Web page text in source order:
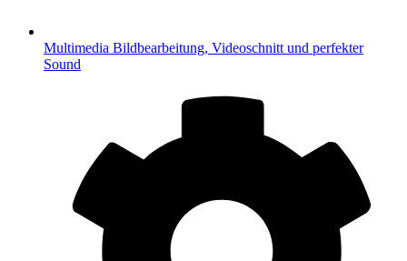
Multimedia Bildbearbeitung, Videoschnitt und perfekter
Sound